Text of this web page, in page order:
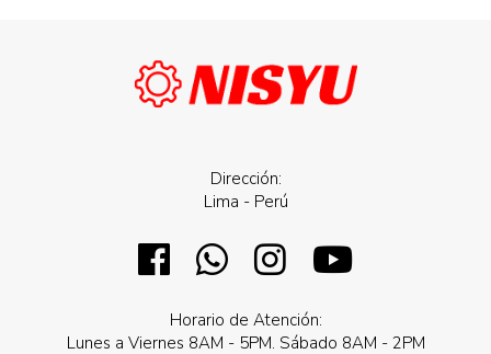
Dirección:
Lima - Perú
Horario de Atención:
Lunes a Viernes 8AM - 5PM. Sábado 8AM - 2PM